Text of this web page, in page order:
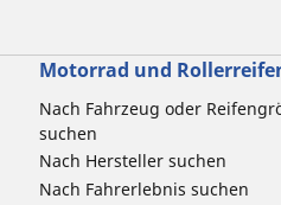
Motorrad und
Nach Fahrzeug oder
suchen
Nach Hersteller suchen
Nach Fahrerlebnis suchen